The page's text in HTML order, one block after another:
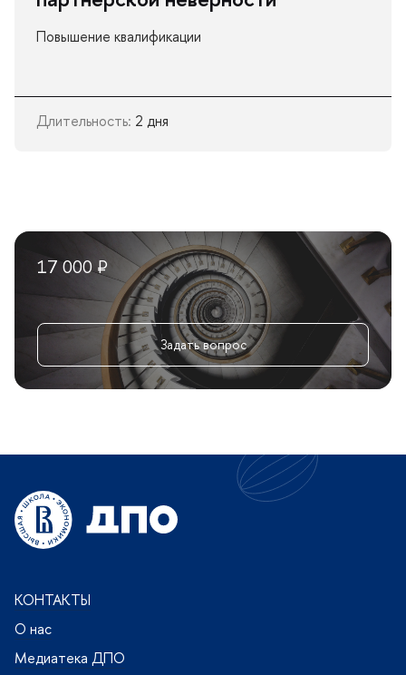
Повышение квалификации
Длительность: 2 дня
17 000 ₽
Задать вопрос
КОНТАКТЫ
О нас
Медиатека ДПО